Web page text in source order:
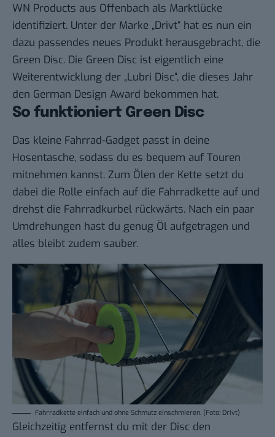
WN Products aus Offenbach als Marktlücke
identifiziert. Unter der Marke „Drivt“ hat es nun ein
dazu passendes neues Produkt herausgebracht, die
Green Disc. Die Green Disc ist eigentlich eine
Weiterentwicklung der „Lubri Disc“, die dieses Jahr
den German Design Award bekommen hat.
So funktioniert Green Disc
Das kleine Fahrrad-Gadget passt in deine
Hosentasche, sodass du es bequem auf Touren
mitnehmen kannst. Zum Ölen der Kette setzt du
dabei die Rolle einfach auf die Fahrradkette auf und
drehst die Fahrradkurbel rückwärts. Nach ein paar
Umdrehungen hast du genug Öl aufgetragen und
alles bleibt zudem sauber.
Fahrradkette einfach und ohne Schmutz einschmieren. (Foto: Drivt)
Gleichzeitig entfernst du mit der Disc den